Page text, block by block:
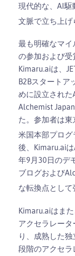
現代的な、AI駆
文脈で立ち上げ
最も明確なマ
の参加および受
Kimaru.aiは、
B2Bスタートア
めに設立され
Alchemist
た。参加者は
米国本部プログ
後、Kimaru.ai
年9月30日のデ
ブログおよび
な転換点として
Kimaru.aiはま
アクセラレー
り、成熟した
段階のアクセ